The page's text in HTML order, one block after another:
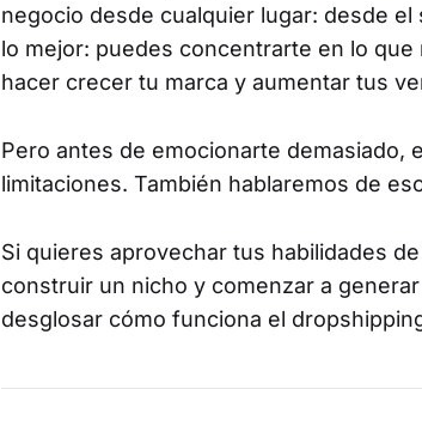
negocio desde cualquier lugar: desde
lo mejor: puedes concentrarte en lo
hacer crecer tu marca y aumentar tus
Pero antes de emocionarte demasiado,
limitaciones. También hablaremos de
Si quieres aprovechar tus habilidades
construir un nicho y comenzar a
desglosar cómo funciona el